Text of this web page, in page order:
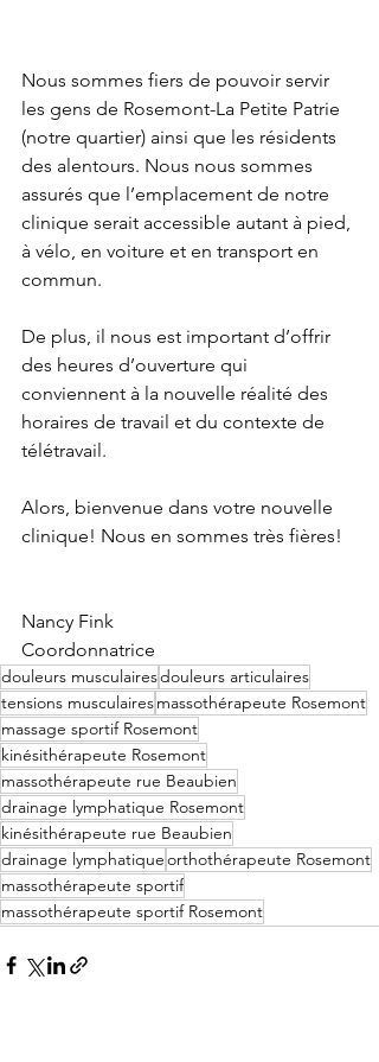
Nous sommes fiers de pouvoir servir
les gens de Rosemont-La Petite Patrie
(notre quartier) ainsi que les résidents
des alentours. Nous nous sommes
assurés que l’emplacement de notre
clinique serait accessible autant à pied,
à vélo, en voiture et en transport en
commun.
De plus, il nous est important d’offrir
des heures d’ouverture qui
conviennent à la nouvelle réalité des
horaires de travail et du contexte de
télétravail.
Alors, bienvenue dans votre nouvelle
clinique! Nous en sommes très fières!
Nancy Fink
Coordonnatrice
douleurs musculairesdouleurs articulaires
tensions musculairesmassothérapeute Rosemont
massage sportif Rosemont
kinésithérapeute Rosemont
massothérapeute rue Beaubien
drainage lymphatique Rosemont
kinésithérapeute rue Beaubien
drainage lymphatiqueorthothérapeute Rosemont
massothérapeute sportif
massothérapeute sportif Rosemont